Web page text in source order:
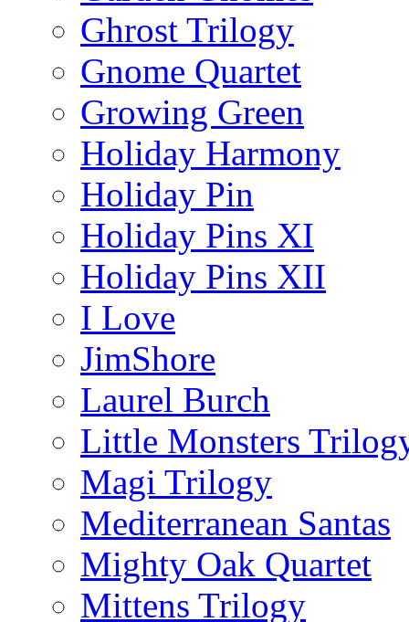
Ghrost Trilogy
Gnome Quartet
Growing Green
Holiday Harmony
Holiday Pin
Holiday Pins XI
Holiday Pins XII
I Love
JimShore
Laurel Burch
Little Monsters
Magi Trilogy
Mediterranean Santas
Mighty Oak Quartet
Mittens Trilogy